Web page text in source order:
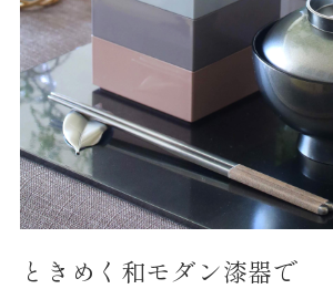
ときめく和モダン漆器で